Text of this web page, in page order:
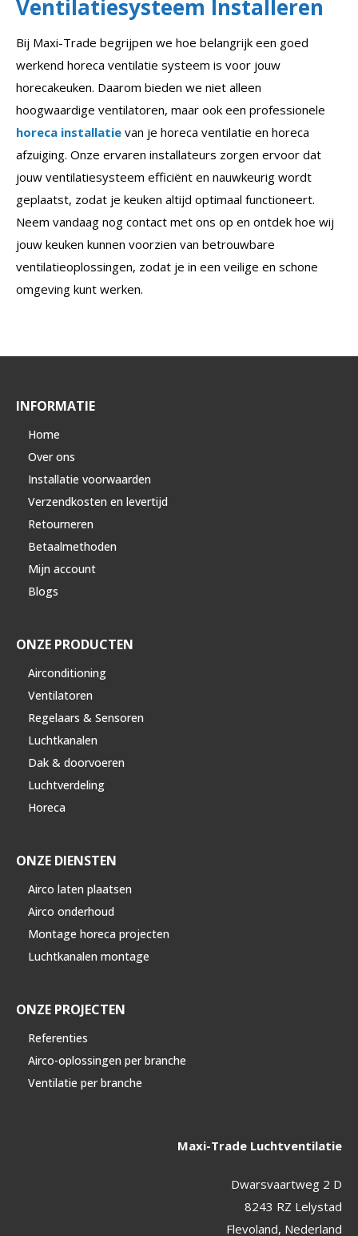
Ventilatiesysteem Installeren
Bij Maxi-Trade begrijpen we hoe belangrijk een goed
werkend horeca ventilatie systeem is voor jouw
horecakeuken. Daarom bieden we niet alleen
hoogwaardige ventilatoren, maar ook een professionele
horeca installatie van je horeca ventilatie en horeca
afzuiging. Onze ervaren installateurs zorgen ervoor dat
jouw ventilatiesysteem efficiënt en nauwkeurig wordt
geplaatst, zodat je keuken altijd optimaal functioneert.
Neem vandaag nog contact met ons op en ontdek hoe wij
jouw keuken kunnen voorzien van betrouwbare
ventilatieoplossingen, zodat je in een veilige en schone
omgeving kunt werken.
INFORMATIE
Home
Over ons
Installatie voorwaarden
Verzendkosten en levertijd
Retourneren
Betaalmethoden
Mijn account
Blogs
ONZE PRODUCTEN
Airconditioning
Ventilatoren
Regelaars & Sensoren
Luchtkanalen
Dak & doorvoeren
Luchtverdeling
Horeca
ONZE DIENSTEN
Airco laten plaatsen
Airco onderhoud
Montage horeca projecten
Luchtkanalen montage
ONZE PROJECTEN
Referenties
Airco-oplossingen per branche
Ventilatie per branche
Maxi-Trade Luchtventilatie
Dwarsvaartweg 2 D
8243 RZ Lelystad
Flevoland, Nederland